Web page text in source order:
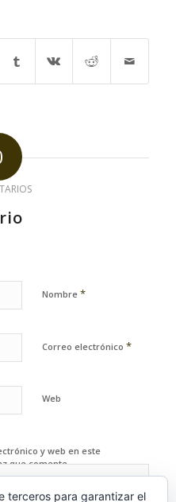
Nombre *
Correo electrónico *
Web
y web en este
que comente.
terceros para garantizar el